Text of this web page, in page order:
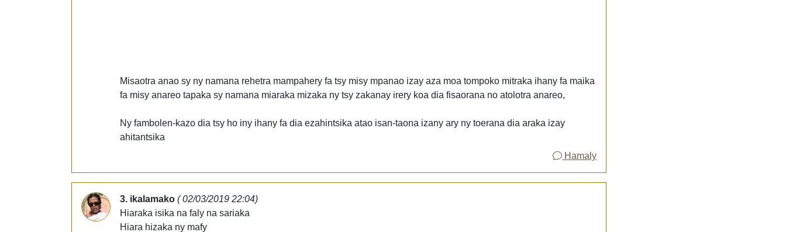
Misaotra anao sy ny namana rehetra mampahery fa tsy misy mpanao izay aza moa tompoko mitraka ihany fa maika
fa misy anareo tapaka sy namana miaraka mizaka ny tsy zakanay irery koa dia fisaorana no atolotra anareo,
Ny fambolen-kazo dia tsy ho iny ihany fa dia ezahintsika atao isan-taona izany ary ny toerana dia araka izay
ahitantsika
Hamaly
3. ikalamako ( 02/03/2019 22:04)
Hiaraka isika na faly na sariaka
Hiara hizaka ny mafy